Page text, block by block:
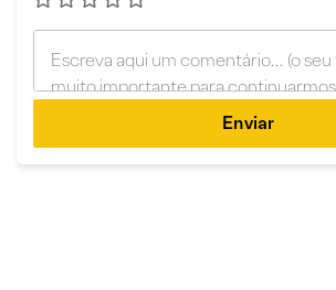
Enviar